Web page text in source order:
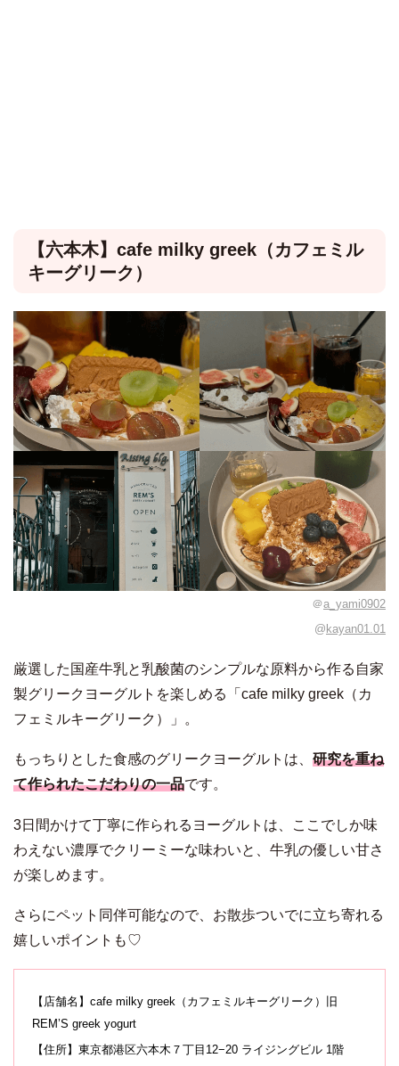
【六本木】cafe milky greek（カフェミル
キーグリーク）
＠a_yami0902
@ kayan01.01
厳選した国産牛乳と乳酸菌のシンプルな原料から作る自家
製グリークヨーグルトを楽しめる「cafe milky greek（カ
フェミルキーグリーク）」。
もっちりとした食感のグリークヨーグルトは、 研究を重ね
て作られたこだわりの一品です。
3日間かけて丁寧に作られるヨーグルトは、ここでしか味
わえない濃厚でクリーミーな味わいと、牛乳の優しい甘さ
が楽しめます。
さらにペット同伴可能なので、お散歩ついでに立ち寄れる
嬉しいポイントも♡
【店舗名】cafe milky greek（カフェミルキーグリーク）旧
REM’S greek yogurt
【住所】東京都港区六本木７丁目12−20 ライジングビル 1階